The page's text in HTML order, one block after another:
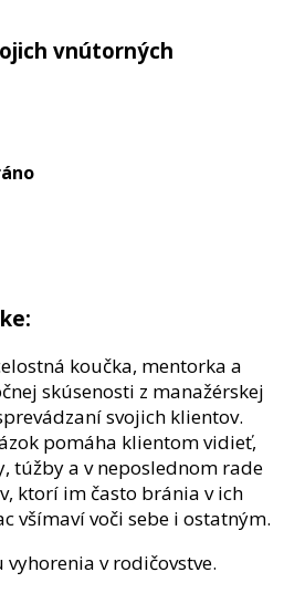
vnútorných
koučka, mentorka a
skúsenosti z manažérskej
svojich klientov.
pomáha klientom vidieť,
túžby a v neposlednom rade
ktorí im často bránia v ich
všímaví voči sebe i ostatným.
v rodičovstve.